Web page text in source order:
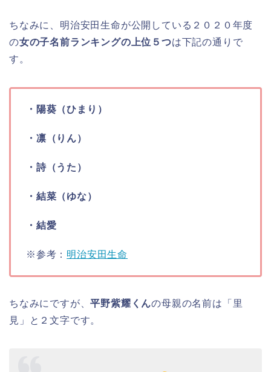
ちなみに、明治安田生命が公開している２０２０年度
の女の子名前ランキングの上位５つは下記の通りで
す。
・陽葵（ひまり）
・凛（りん）
・詩（うた）
・結菜（ゆな）
・結愛
※参考： 明治安田生命
ちなみにですが、平野紫耀くんの母親の名前は「里
見」と２文字です。